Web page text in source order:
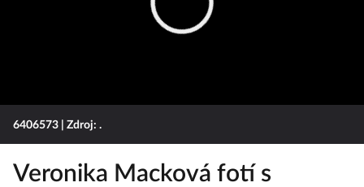
6406573 | Zdroj: .
Veronika Macková fotí s